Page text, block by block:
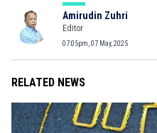
Amirudin Zuhri
Editor
07:05pm, 07 May, 2025
RELATED NEWS